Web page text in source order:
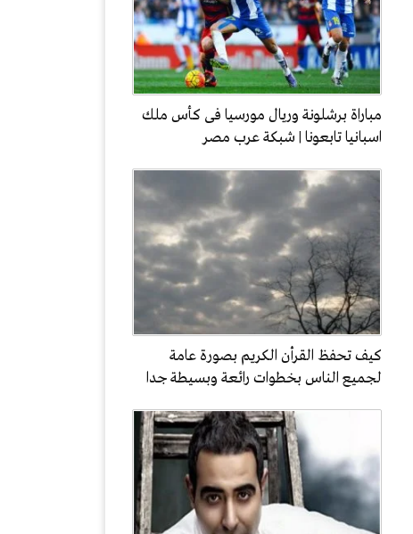
مباراة برشلونة وريال مورسيا فى كأس ملك
اسبانيا تابعونا | شبكة عرب مصر
كيف تحفظ القرأن الكريم بصورة عامة
لجميع الناس بخطوات رائعة وبسيطة جدا